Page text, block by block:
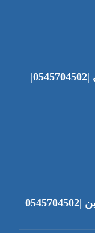
شركة تنظيف خزانات في ابوظبي |0545704502|